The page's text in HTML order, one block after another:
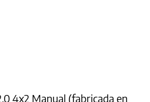
4x2 Manual (fabricada en